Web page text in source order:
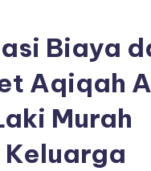
Biaya
Aqiqah
Murah
Keluarga